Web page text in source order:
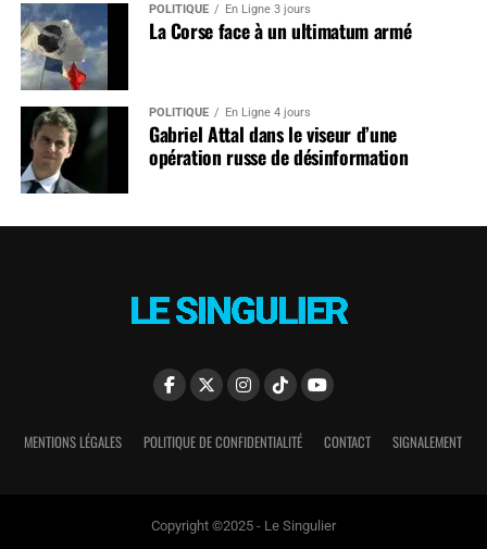
POLITIQUE En Ligne 3 jours
La Corse face à un ultimatum armé
POLITIQUE En Ligne 4 jours
Gabriel Attal dans le viseur d’une
opération russe de désinformation
MENTIONS LÉGALES POLITIQUE DE CONFIDENTIALITÉ CONTACT SIGNALEMENT
Copyright ©2025 - Le Singulier